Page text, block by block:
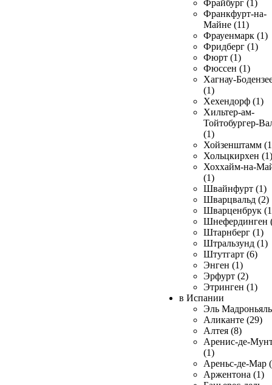
Фрайбург (1)
Франкфурт-на-
Майне (11)
Фрауенмарк (1)
Фридберг (1)
Фюрт (1)
Фюссен (1)
Хагнау-
(1)
Хехендорф (1)
Хильтер-ам-
Тойтобургер-
(1)
Хойзенштамм
Хольцкирхен (1)
Хоххайм-на-
(1)
Швайнфурт (1)
Шварцвальд (2)
Шварценбрук
Шнефердинген
Штарнберг (1)
Штральзунд (1)
Штутгарт (6)
Энген (1)
Эрфурт (2)
Этринген (1)
в Испании
Эль
Аликанте (29)
Алтея (8)
Аренис-де-
(1)
Ареньс-де-Мар
Аржентона (1)